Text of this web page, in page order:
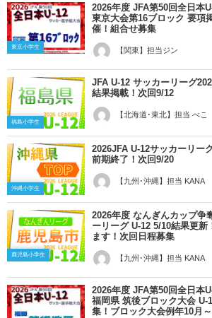
東京小学生
2026年度 JFA第50回全日本
東京大会第16ブロック 要項
催！組合せ募集
【関東】担当ジン
福島小学生
JFA U-12 サッカーリーグ
結果掲載！次回9/12
【北海道･東北】担当 べこ
沖縄小学生
2026JFA U-12サッカーリー
前期終了！次回9/20
【九州･沖縄】担当 KANA
鹿児島小学生
2026年度 なんぎんカップ争
ーリーグ U-12 5/10結果更
ます！次回日程募集
【九州･沖縄】担当 KANA
2026年度 JFA第50回全日本
福岡県 筑後ブロック大会 U-
集！ブロック大会例年10月